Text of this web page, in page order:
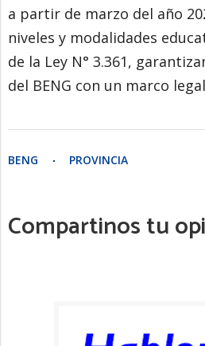
a partir de marzo del año
niveles y modalidades
de la Ley N° 3.361,
del BENG con un marco
BENG PROVINCIA
Compartinos tu